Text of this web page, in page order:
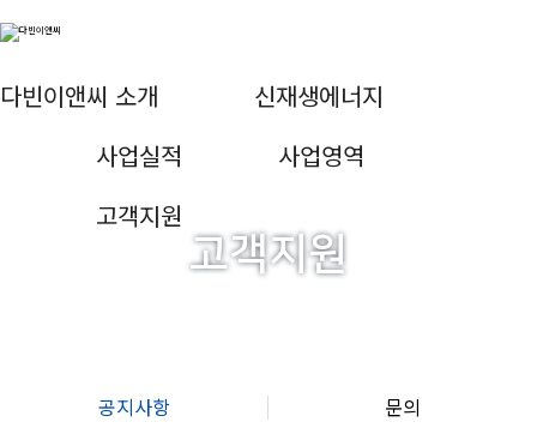
다빈이앤씨 소개
신재생에너지
사업실적
사업영역
고객지원
고객지원
공지사항 문의